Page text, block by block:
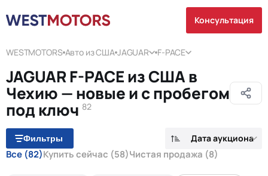
Консультация
WESTMOTORS Авто из США JAGUAR F-PACE
JAGUAR F-PACE из США в
Чехию — новые и с пробегом
под ключ 82
Фильтры Дата аукциона
Все (82)Купить сейчас (58)Чистая продажа (8)